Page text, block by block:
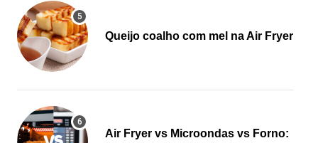
Queijo coalho com mel na Air Fryer
Air Fryer vs Microondas vs Forno: